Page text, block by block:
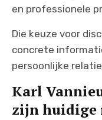
en professionele
Die keuze voor
concrete
persoonlijke
Karl
zijn huidige